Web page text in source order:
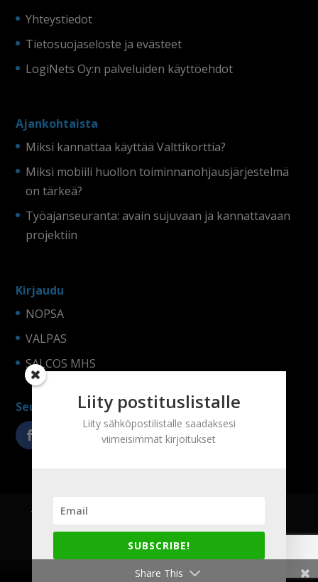
Yhteystiedot
Tietosuojaseloste ja evästeet
LogiNets Oy:n palveluiden käyttöehdot
Ajankohtaista
Miksi kannattaa käyttää Valttikorttia?
Miksi mobiili huollon toiminnanohjausjärjestelmä
on tärkeä?
Työajanseuranta: avain sujuvaan ja kannattavaan
projektiin
Kirjaudu
NOPSA
VALPAS
SALCOS MHS
Seuraa somessa!
Yritys Tuotteet
Tietosuojaseloste ja evästeet
LogiNets Oy:n palveluiden käyttöehdot
Liity postituslistalle
Liity sähköpostilistalle saadaksesi
viimeisimmät kirjoitukset
SUBSCRIBE!
Share This